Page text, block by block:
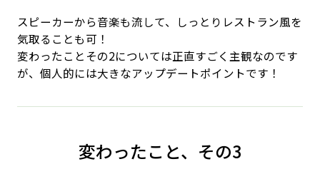
スピーカーから音楽も流して、しっとりレストラン風を
気取ることも可！
変わったことその2については正直すごく主観なのです
が、個人的には大きなアップデートポイントです！
変わったこと、その3